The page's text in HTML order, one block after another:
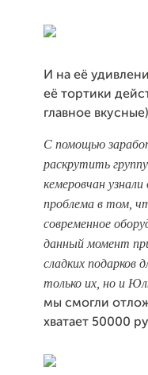
И на её
её тортики
главное
С помощью
раскрутить
кемеровчан
проблема в том,
современное
данный момент
сладких подарков
только их, но и
мы смогли
хватает 50000